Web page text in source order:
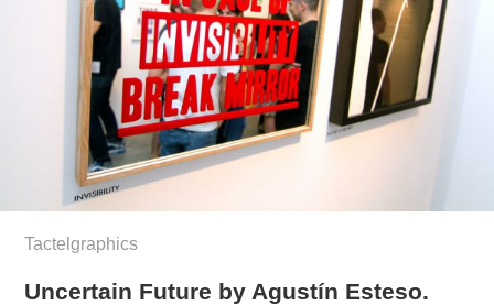
Tactelgraphics
Uncertain Future by Agustín Esteso.